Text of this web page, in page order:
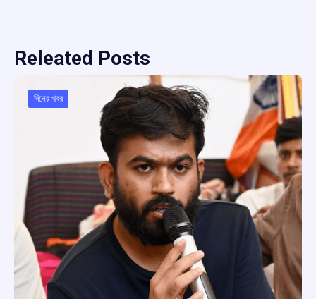
Releated Posts
দিনের খবর